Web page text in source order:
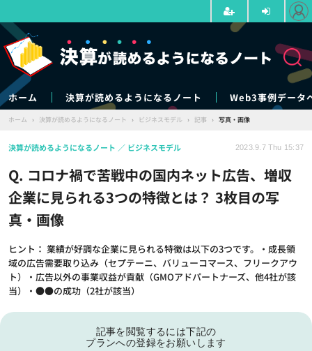
ホーム 決算が読めるようになるノート Web3事例データ
ホーム › 決算が読めるようになるノート › ビジネスモデル › 記事 › 写真・画像
Q. コロナ禍で苦戦中の国内ネット広告、増収
企業に見られる3つの特徴とは？ 3枚目の写
真・画像
ヒント： 業績が好調な企業に見られる特徴は以下の3つです。・成長領
域の広告需要取り込み（セプテーニ、バリューコマース、フリークアウ
ト）・広告以外の事業収益が貢献（GMOアドパートナーズ、他4社が該
当）・●●の成功（2社が該当）
決算が読めるようになるノート ビジネスモデル 2023.9.7 Thu 15:37
記事を閲覧するには下記の
プランへの登録をお願いします